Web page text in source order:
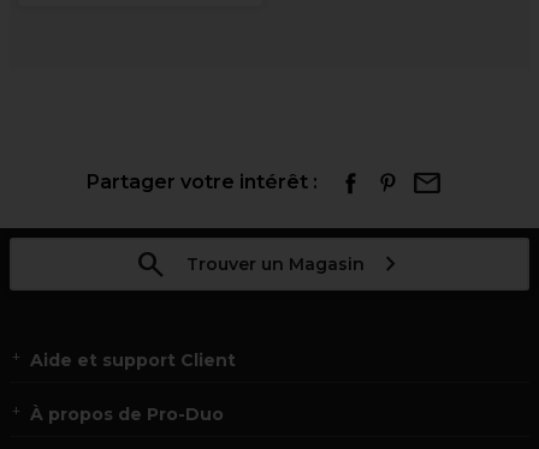
Partager votre intérêt :
Trouver un Magasin
Aide et support Client
À propos de Pro-Duo